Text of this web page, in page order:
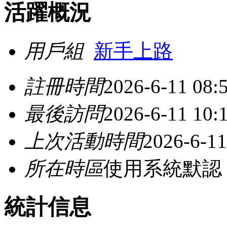
活躍概況
用戶組 新手上路
註冊時間2026-6-11
最後訪問2026-6-11
上次活動時間2026-6-
所在時區使用系統默認
統計信息